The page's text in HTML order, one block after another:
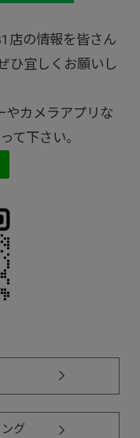
店の情報を皆さん
ひ宜しくお願いし
やカメラアプリな
て下さい。
グ